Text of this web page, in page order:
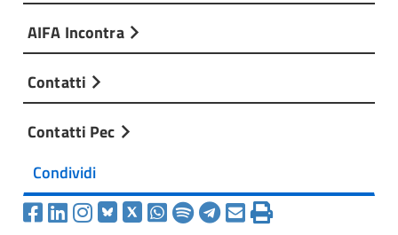
AIFA Incontra
Contatti
Contatti Pec
Condividi